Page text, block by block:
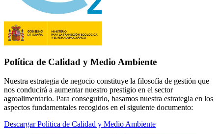
Política de Calidad y Medio Ambiente
Nuestra estrategia de negocio constituye la filosofía de gestión que
nos conducirá a aumentar nuestro prestigio en el sector
agroalimentario. Para conseguirlo, basamos nuestra estrategia en los
aspectos fundamentales recogidos en el siguiente documento:
Descargar Política de Calidad y Medio Ambiente